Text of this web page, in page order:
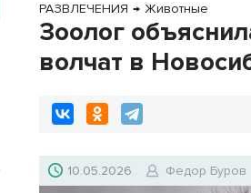
РАЗВЛЕЧЕНИЯ → Животные
Зоолог
волчат в
10.05.2026 Федор Буров